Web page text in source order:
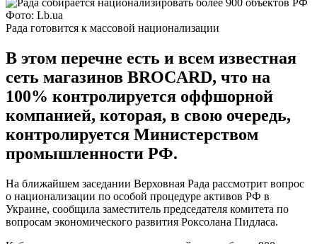
Фото: Lb.ua
Рада готовится к массовой национализации
В этом перечне есть и всем известная
сеть магазинов BROCARD, что на
100% контролируется оффшорной
компанией, которая, в свою очередь,
контролируется Министерством
промышленности РФ.
На ближайшем заседании Верховная Рада рассмотрит вопрос
о национализации по особой процедуре активов РФ в
Украине, сообщила заместитель председателя комитета по
вопросам экономического развития Роксолана Пидласа.